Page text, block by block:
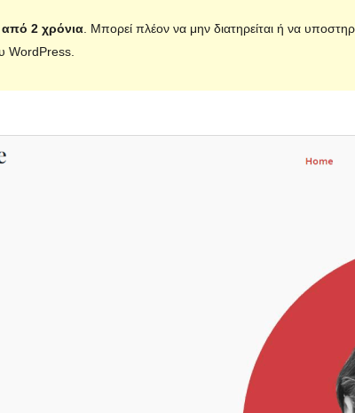
από 2 χρόνια. Μπορεί πλέον να μην διατηρείται ή να
WordPress.